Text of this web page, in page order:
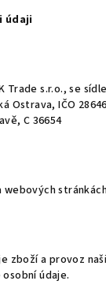
údaji
Trade s.r.o., se
Ostrava, IČO
C 36654
webových
zboží a provoz
údaje.